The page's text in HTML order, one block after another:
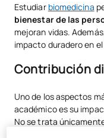
Formación
Desarrollo personal y
Conclusión: una
Estudiar biomedicina
bienestar de las
mejoran vidas.
impacto duradero en
Contribución
Uno de los aspectos
académico es su
No se trata